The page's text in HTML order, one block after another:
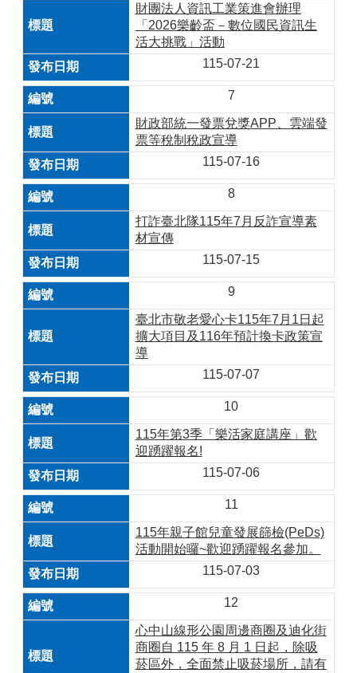
財團法人資訊工業策進會辦理
「2026樂齡盃－數位國民資訊生
活大挑戰」活動
115-07-21
7
財政部統一發票兌獎APP、雲端發
票等稅制稅政宣導
115-07-16
8
打詐臺北隊115年7月反詐宣導素
材宣傳
115-07-15
9
臺北市敬老愛心卡115年7月1日起
擴大項目及116年預計換卡政策宣
導
115-07-07
10
115年第3季「樂活家庭講座」歡
迎踴躍報名!
115-07-06
11
115年親子館兒童發展篩檢(PeDs)
活動開始囉~歡迎踴躍報名參加。
115-07-03
12
心中山線形公園周邊商圈及迪化街
商圈自 115 年 8 月 1 日起，除吸
菸區外，全面禁止吸菸場所，請有